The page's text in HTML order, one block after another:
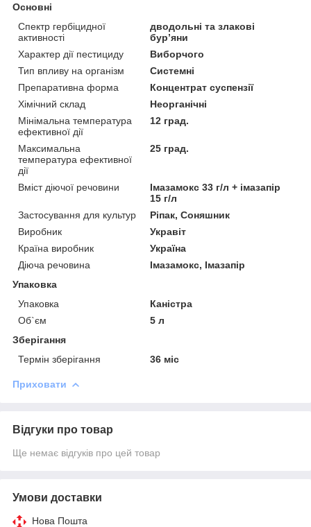
Основні
Спектр гербіцидної
активності
дводольні та злакові
бур’яни
Характер дії пестициду
Виборчого
Тип впливу на організм
Системні
Препаративна форма
Концентрат суспензії
Хімічний склад
Неорганічні
Мінімальна температура
ефективної дії
12 град.
Максимальна
температура ефективної
дії
25 град.
Вміст діючої речовини
Імазамокс 33 г/л + імазапір
15 г/л
Застосування для культур
Ріпак, Соняшник
Виробник
Укравіт
Країна виробник
Україна
Діюча речовина
Імазамокс, Імазапір
Упаковка
Упаковка
Каністра
Об`єм
5 л
Зберігання
Термін зберігання
36 міс
Приховати
Відгуки про товар
Ще немає відгуків про цей товар
Умови доставки
Нова Пошта